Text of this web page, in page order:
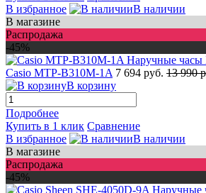
В избранное
В наличии
В магазине
Распродажа
-45%
Casio MTP-B310M-1A 7 694 руб. 13 990
В корзину
Подробнее
Купить в 1 клик Сравнение
В избранное
В наличии
В магазине
Распродажа
-45%